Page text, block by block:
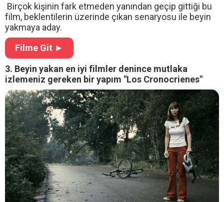
Birçok kişinin fark etmeden yanından geçip gittiği bu
film, beklentilerin üzerinde çıkan senaryosu ile beyin
yakmaya aday.
Filme Git ►
3. Beyin yakan en iyi filmler denince mutlaka
izlemeniz gereken bir yapım "Los Cronocrienes"